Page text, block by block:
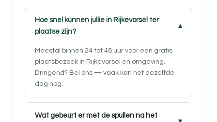
Hoe snel kunnen jullie in Rijkevorsel ter
plaatse zijn?
Meestal binnen 24 tot 48 uur voor een gratis
plaatsbezoek in Rijkevorsel en omgeving.
Dringend? Bel ons — vaak kan het dezelfde
dag nog.
Wat gebeurt er met de spullen na het